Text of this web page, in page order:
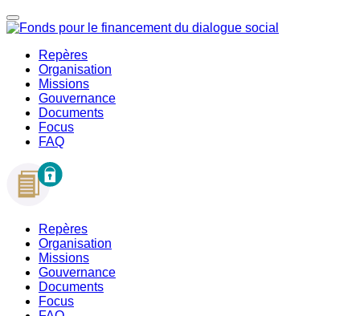
Repères
Organisation
Missions
Gouvernance
Documents
Focus
FAQ
Repères
Organisation
Missions
Gouvernance
Documents
Focus